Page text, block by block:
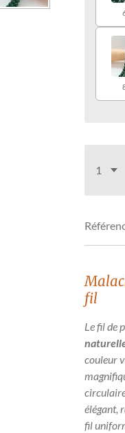
fil
Le fil de
couleur
élégant,
fil